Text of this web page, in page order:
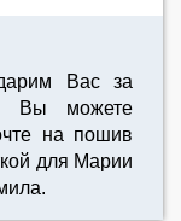
Вас за
Вы можете
на пошив
для Марии